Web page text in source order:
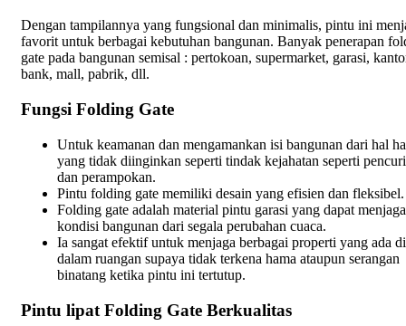
Dengan tampilannya yang fungsional dan minimalis, pintu ini
favorit untuk berbagai kebutuhan bangunan. Banyak penerapan
gate pada bangunan semisal : pertokoan, supermarket, garasi,
bank, mall, pabrik, dll.
Fungsi Folding Gate
Untuk keamanan dan mengamankan isi bangunan dari hal
yang tidak diinginkan seperti tindak kejahatan seperti
dan perampokan.
Pintu folding gate memiliki desain yang efisien dan fleksibel.
Folding gate adalah material pintu garasi yang dapat menjaga
kondisi bangunan dari segala perubahan cuaca.
Ia sangat efektif untuk menjaga berbagai properti yang ada di
dalam ruangan supaya tidak terkena hama ataupun serangan
binatang ketika pintu ini tertutup.
Pintu lipat Folding Gate Berkualitas